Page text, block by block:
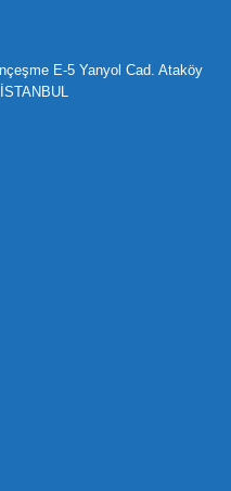
tutması ve her
ürünleri bünyesinde
gerekir.
geniş ürün
ihtiyacı olan tüm
üretiyoruz.
her ölçekteki
hedefliyoruz.
uygun maliyetle
Toptan
sadece fiyat değil,
ve ürün sürekliliği
E-5 Yanyol Cad. Ataköy